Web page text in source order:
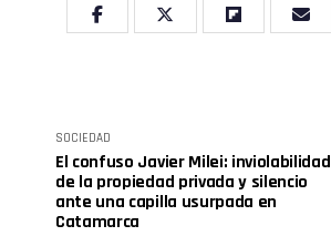
SOCIEDAD
El confuso Javier Milei: inviolabilidad
de la propiedad privada y silencio
ante una capilla usurpada en
Catamarca